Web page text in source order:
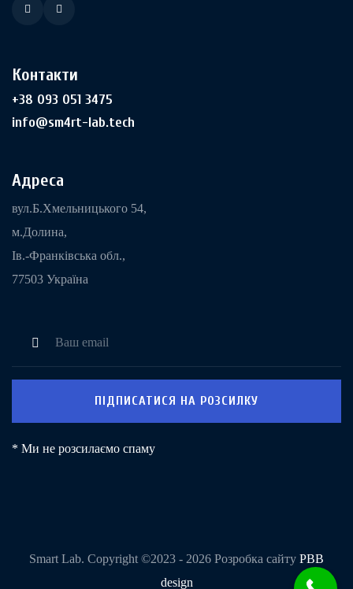
Контакти
+38 093 051 3475
info@sm4rt-lab.tech
Адреса
вул.Б.Хмельницького 54,
м.Долина,
Ів.-Франківська обл.,
77503 Україна
ПІДПИСАТИСЯ НА РОЗСИЛКУ
* Ми не розсилаємо спаму
Smart Lab. Copyright ©2023 - 2026 Розробка сайту PBB
design